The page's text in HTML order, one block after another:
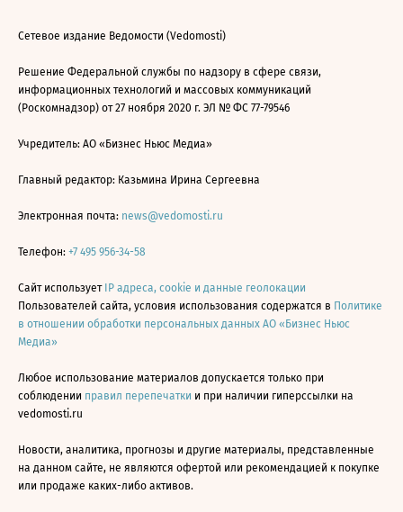
Сетевое издание Ведомости (Vedomosti)
Решение Федеральной службы по надзору в сфере связи,
информационных технологий и массовых коммуникаций
(Роскомнадзор) от 27 ноября 2020 г. ЭЛ № ФС 77-79546
Учредитель: АО «Бизнес Ньюс Медиа»
Главный редактор: Казьмина Ирина Сергеевна
Электронная почта: news@vedomosti.ru
Телефон: +7 495 956-34-58
Сайт использует IP адреса, cookie и данные геолокации
Пользователей сайта, условия использования содержатся в Политике
в отношении обработки персональных данных АО «Бизнес Ньюс
Медиа»
Любое использование материалов допускается только при
соблюдении правил перепечатки и при наличии гиперссылки на
vedomosti.ru
Новости, аналитика, прогнозы и другие материалы, представленные
на данном сайте, не являются офертой или рекомендацией к покупке
или продаже каких-либо активов.